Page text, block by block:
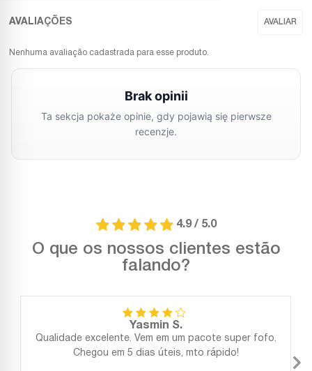
Nenhuma avaliação cadastrada para esse produto.
4.9 / 5.0
O que os nossos clientes estão
falando?
Yasmin S.
Qualidade excelente. Vem em um pacote super fofo.
Chegou em 5 dias úteis, mto rápido!